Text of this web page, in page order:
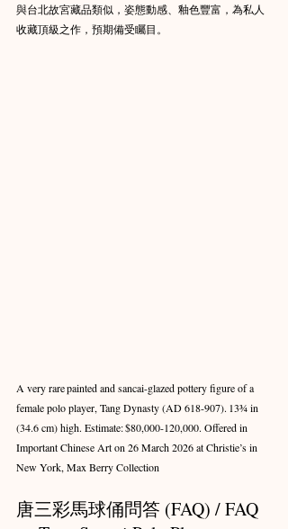
與台北故宮藏品類似，姿態動感、釉色豐富，為私人
收藏頂級之作，預期備受矚目。
A very rare painted and sancai-glazed pottery figure of a
female polo player, Tang Dynasty (AD 618-907). 13¾ in
(34.6 cm) high. Estimate: $80,000-120,000. Offered in
Important Chinese Art on 26 March 2026 at Christie’s in
New York, Max Berry Collection
唐三彩馬球俑問答 (FAQ) / FAQ